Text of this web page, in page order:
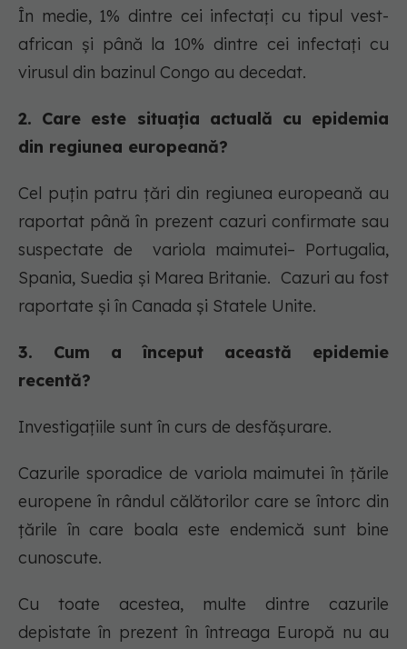
În medie, 1% dintre cei infectați cu tipul vest-
african și până la 10% dintre cei infectați cu
virusul din bazinul Congo au decedat.
2. Care este situația actuală cu epidemia
din regiunea europeană?
Cel puțin patru țări din regiunea europeană au
raportat până în prezent cazuri confirmate sau
suspectate de variola maimutei– Portugalia,
Spania, Suedia și Marea Britanie. Cazuri au fost
raportate și în Canada și Statele Unite.
3. Cum a început această epidemie
recentă?
Investigațiile sunt în curs de desfășurare.
Cazurile sporadice de variola maimutei în țările
europene în rândul călătorilor care se întorc din
țările în care boala este endemică sunt bine
cunoscute.
Cu toate acestea, multe dintre cazurile
depistate în prezent în întreaga Europă nu au